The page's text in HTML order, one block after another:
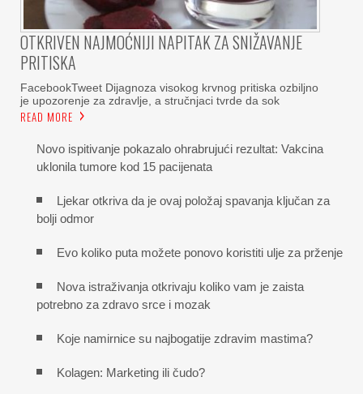
OTKRIVEN NAJMOĆNIJI NAPITAK ZA SNIŽAVANJE
PRITISKA
FacebookTweet Dijagnoza visokog krvnog pritiska ozbiljno
je upozorenje za zdravlje, a stručnjaci tvrde da sok
READ MORE
Novo ispitivanje pokazalo ohrabrujući rezultat: Vakcina
uklonila tumore kod 15 pacijenata
Ljekar otkriva da je ovaj položaj spavanja ključan za
bolji odmor
Evo koliko puta možete ponovo koristiti ulje za prženje
Nova istraživanja otkrivaju koliko vam je zaista
potrebno za zdravo srce i mozak
Koje namirnice su najbogatije zdravim mastima?
Kolagen: Marketing ili čudo?